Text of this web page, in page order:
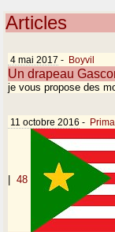
Articles
4 mai 2017 - Boyvil
Un drapeau
je vous propose des
11 octobre 2016 -
48